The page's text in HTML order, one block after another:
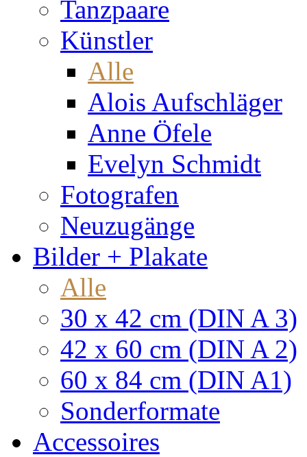
Tanzpaare
Künstler
Alle
Alois Aufschläger
Anne Öfele
Evelyn Schmidt
Fotografen
Neuzugänge
Bilder + Plakate
Alle
30 x 42 cm (DIN A 3)
42 x 60 cm (DIN A 2)
60 x 84 cm (DIN A1)
Sonderformate
Accessoires